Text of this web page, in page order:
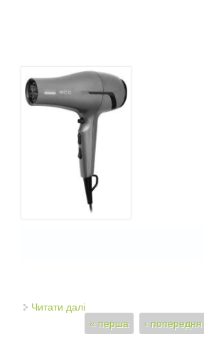
Читати далі
« перша ‹ попередня